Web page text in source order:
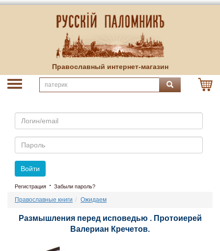
Православный интернет-магазин
Email
Пароль
Войти
Регистрация · Забыли пароль?
Православные книги Ожидаем
Размышления перед исповедью . Протоиерей
Валериан Кречетов.